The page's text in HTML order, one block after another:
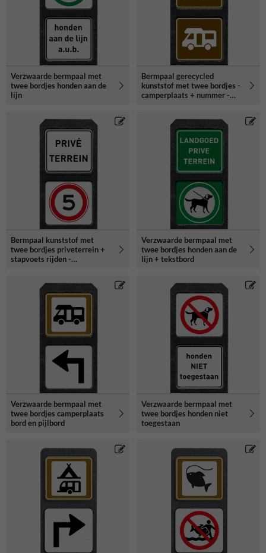
Verzwaarde bermpaal met
twee bordjes honden aan de
lijn
Bermpaal gerecycled
kunststof met twee bordjes -
camperplaats + nummer -
Bermpaal kunststof met
twee bordjes priveterrein +
stapvoets rijden -
Verzwaarde bermpaal met
twee bordjes honden aan de
lijn + tekstbord
Verzwaarde bermpaal met
twee bordjes camperplaats
bord en pijlbord
Verzwaarde bermpaal met
twee bordjes honden niet
toegestaan